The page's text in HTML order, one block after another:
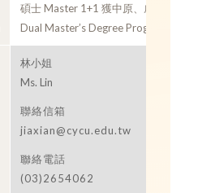
碩士 Master 1+1 獲中原、威大雙碩
Dual Master’s Degree Program
林小姐
Ms. Lin
聯絡信箱
jiaxian@cycu.edu.tw
聯絡電話
(03)2654062